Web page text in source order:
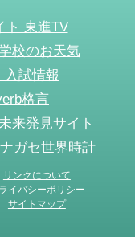
ト 東進TV
校のお天気
入試情報
格言
来発見サイト
ガセ世界時計
リンクについて
イバシーポリシー
サイトマップ